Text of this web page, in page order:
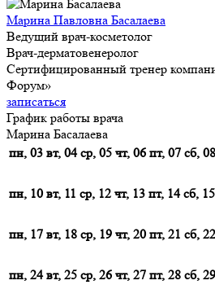
Марина Павловна Басалаева
Ведущий врач-косметолог
Врач-дерматовенеролог
Сертифицированный тренер
Форум»
записаться
График работы врача
Марина Басалаева
пн, 03 вт, 04 ср, 05 чт, 06 пт, 07 сб, 08
пн, 10 вт, 11 ср, 12 чт, 13 пт, 14 сб, 15
пн, 17 вт, 18 ср, 19 чт, 20 пт, 21 сб, 22
пн, 24 вт, 25 ср, 26 чт, 27 пт, 28 сб, 29